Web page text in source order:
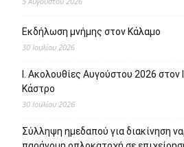
Εκδήλωση μνήμης στον Κάλαμο
30 Ιουλίου 2026
Ι. Ακολουθίες Αυγούστου 2026
Κάστρο
30 Ιουλίου 2026
Σύλληψη ημεδαπού για διακίνηση